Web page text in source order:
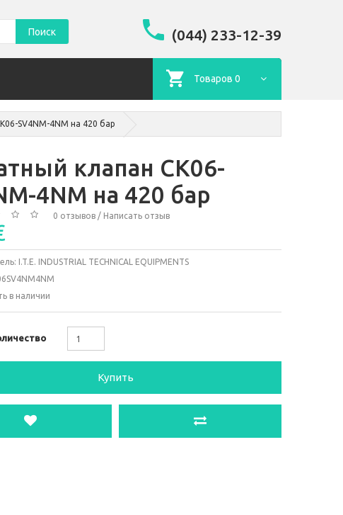
Поиск (044) 233-12-39
Товаров 0
SV4NM-4NM на 420 бар
клапан CK06-
4NM на 420 бар
0 отзывов / Написать отзыв
I.T.E. INDUSTRIAL TECHNICAL EQUIPMENTS
в наличии
Купить